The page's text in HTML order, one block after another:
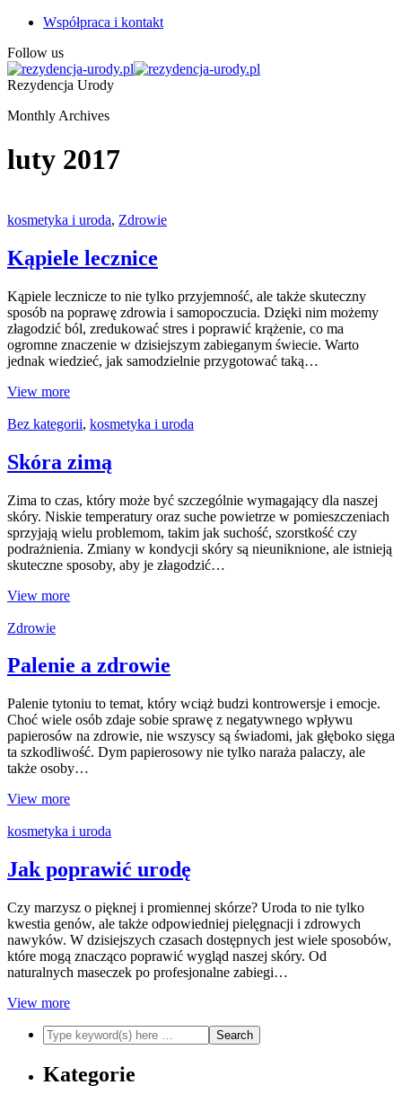
Współpraca i kontakt
Follow us
Rezydencja Urody
Monthly Archives
luty 2017
kosmetyka i uroda, Zdrowie
Kąpiele lecznice
Kąpiele lecznicze to nie tylko przyjemność, ale także skuteczny
sposób na poprawę zdrowia i samopoczucia. Dzięki nim możemy
złagodzić ból, zredukować stres i poprawić krążenie, co ma
ogromne znaczenie w dzisiejszym zabieganym świecie. Warto
jednak wiedzieć, jak samodzielnie przygotować taką…
View more
Bez kategorii, kosmetyka i uroda
Skóra zimą
Zima to czas, który może być szczególnie wymagający dla naszej
skóry. Niskie temperatury oraz suche powietrze w pomieszczeniach
sprzyjają wielu problemom, takim jak suchość, szorstkość czy
podrażnienia. Zmiany w kondycji skóry są nieuniknione, ale istnieją
skuteczne sposoby, aby je złagodzić…
View more
Zdrowie
Palenie a zdrowie
Palenie tytoniu to temat, który wciąż budzi kontrowersje i emocje.
Choć wiele osób zdaje sobie sprawę z negatywnego wpływu
papierosów na zdrowie, nie wszyscy są świadomi, jak głęboko sięga
ta szkodliwość. Dym papierosowy nie tylko naraża palaczy, ale
także osoby…
View more
kosmetyka i uroda
Jak poprawić urodę
Czy marzysz o pięknej i promiennej skórze? Uroda to nie tylko
kwestia genów, ale także odpowiedniej pielęgnacji i zdrowych
nawyków. W dzisiejszych czasach dostępnych jest wiele sposobów,
które mogą znacząco poprawić wygląd naszej skóry. Od
naturalnych maseczek po profesjonalne zabiegi…
View more
Kategorie